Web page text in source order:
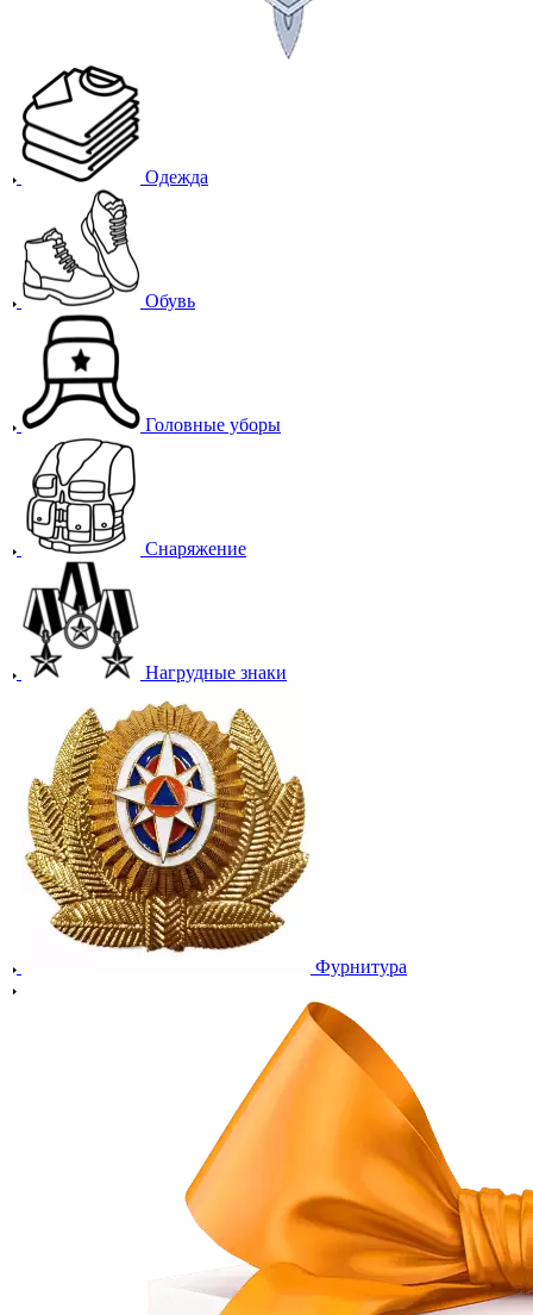
Одежда
Обувь
Головные уборы
Снаряжение
Нагрудные знаки
Фурнитура